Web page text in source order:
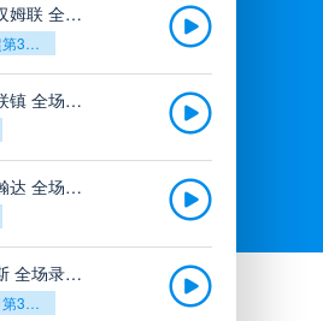
05月28日 伊普斯维奇vs西汉姆联 全场录像回放
英超第38轮
05月28日 上海同济vs武汉联镇 全场录像
05月28日 凉山鹫诺vs重庆瀚达 全场录像
05月27日 威尼斯vs尤文图斯 全场录像回放
意甲第38轮